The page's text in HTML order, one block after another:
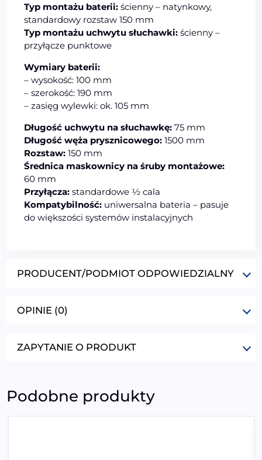
Typ montażu baterii: ścienny – natynkowy,
standardowy rozstaw 150 mm
Typ montażu uchwytu słuchawki: ścienny –
przyłącze punktowe
Wymiary baterii:
– wysokość: 100 mm
– szerokość: 190 mm
– zasięg wylewki: ok. 105 mm
Długość uchwytu na słuchawkę: 75 mm
Długość węża prysznicowego: 1500 mm
Rozstaw: 150 mm
Średnica maskownicy na śruby montażowe:
60 mm
Przyłącza: standardowe ½ cala
Kompatybilność: uniwersalna bateria – pasuje
do większości systemów instalacyjnych
PRODUCENT/PODMIOT ODPOWIEDZIALNY
OPINIE (0)
ZAPYTANIE O PRODUKT
Podobne produkty